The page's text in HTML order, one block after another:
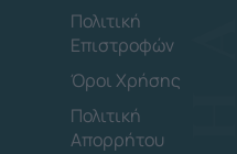
Πολιτική
Επιστροφών
Όροι Χρήσης
Πολιτική
Απορρήτου